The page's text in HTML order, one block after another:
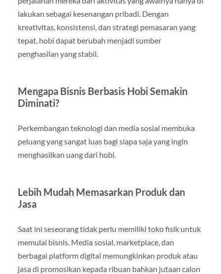
lakukan sebagai kesenangan pribadi. Dengan
kreativitas, konsistensi, dan strategi pemasaran yang
tepat, hobi dapat berubah menjadi sumber
penghasilan yang stabil.
Mengapa Bisnis Berbasis Hobi Semakin
Diminati?
Perkembangan teknologi dan media sosial membuka
peluang yang sangat luas bagi siapa saja yang ingin
menghasilkan uang dari hobi.
Lebih Mudah Memasarkan Produk dan
Jasa
Saat ini seseorang tidak perlu memiliki toko fisik untuk
memulai bisnis. Media sosial, marketplace, dan
berbagai platform digital memungkinkan produk atau
jasa di promosikan kepada ribuan bahkan jutaan calon